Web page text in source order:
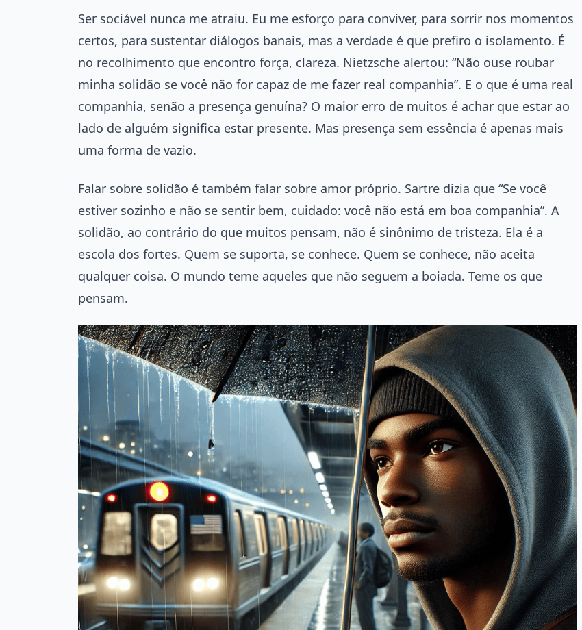
Ser sociável nunca me atraiu. Eu me esforço para conviver, para sorrir nos momentos
certos, para sustentar diálogos banais, mas a verdade é que prefiro o isolamento. É
no recolhimento que encontro força, clareza. Nietzsche alertou: “Não ouse roubar
minha solidão se você não for capaz de me fazer real companhia”. E o que é uma real
companhia, senão a presença genuína? O maior erro de muitos é achar que estar ao
lado de alguém significa estar presente. Mas presença sem essência é apenas mais
uma forma de vazio.
Falar sobre solidão é também falar sobre amor próprio. Sartre dizia que “Se você
estiver sozinho e não se sentir bem, cuidado: você não está em boa companhia”. A
solidão, ao contrário do que muitos pensam, não é sinônimo de tristeza. Ela é a
escola dos fortes. Quem se suporta, se conhece. Quem se conhece, não aceita
qualquer coisa. O mundo teme aqueles que não seguem a boiada. Teme os que
pensam.